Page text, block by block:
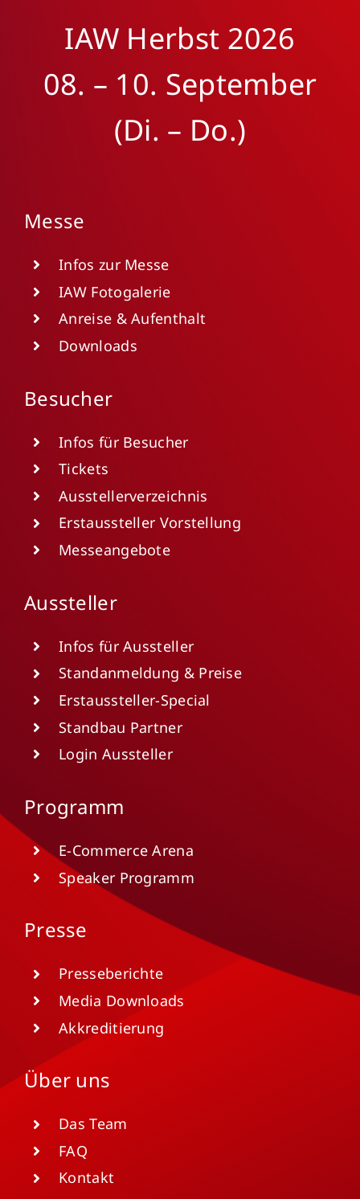
IAW Herbst 2026
08. – 10. September
(Di. – Do.)
Messe
Infos zur Messe
IAW Fotogalerie
Anreise & Aufenthalt
Downloads
Besucher
Infos für Besucher
Tickets
Ausstellerverzeichnis
Erstaussteller Vorstellung
Messeangebote
Aussteller
Infos für Aussteller
Standanmeldung & Preise
Erstaussteller-Special
Standbau Partner
Login Aussteller
Programm
E-Commerce Arena
Speaker Programm
Presse
Presseberichte
Media Downloads
Akkreditierung
Über uns
Das Team
FAQ
Kontakt